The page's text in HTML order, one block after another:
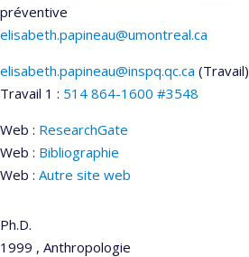
préventive
elisabeth.papineau@umontreal.ca
Courriels
elisabeth.papineau@inspq.qc.ca (Travail)
Travail 1 : 514 864-1600 #3548
Web : ResearchGate
Web : Bibliographie
Web : Autre site web
Ph.D.
1999 , Anthropologie